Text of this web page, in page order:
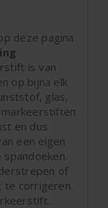
deze pagina
is van
op bijna elk
glas,
markeerstiften
en dus
een eigen
of
te corrigeren.